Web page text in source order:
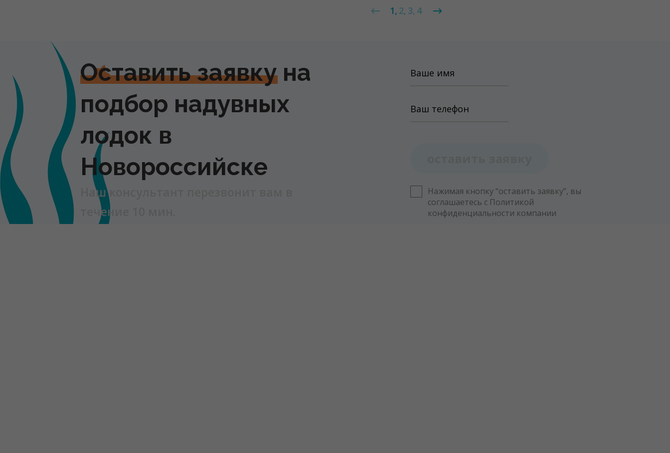
1 2 3 4
Оставить заявку на
подбор надувных
лодок в
Новороссийске
Наш консультант перезвонит вам в
течение 10 мин.
Нажимая кнопку “оставить заявку”, вы
соглашаетесь с Политикой
конфиденциальности компании